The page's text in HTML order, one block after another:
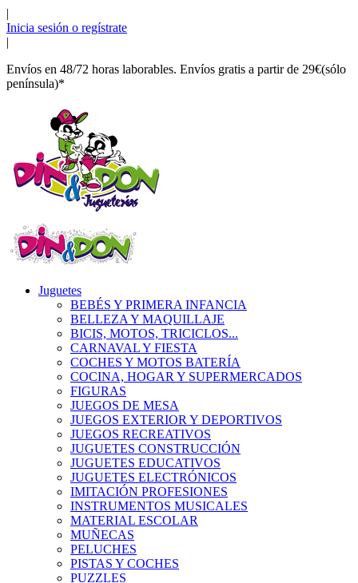
|
Inicia sesión o regístrate
|
Envíos en 48/72 horas laborables. Envíos gratis a partir de 29€(sólo
península)*
Juguetes
BEBÉS Y PRIMERA INFANCIA
BELLEZA Y MAQUILLAJE
BICIS, MOTOS, TRICICLOS...
CARNAVAL Y FIESTA
COCHES Y MOTOS BATERÍA
COCINA, HOGAR Y SUPERMERCADOS
FIGURAS
JUEGOS DE MESA
JUEGOS EXTERIOR Y DEPORTIVOS
JUEGOS RECREATIVOS
JUGUETES CONSTRUCCIÓN
JUGUETES EDUCATIVOS
JUGUETES ELECTRÓNICOS
IMITACIÓN PROFESIONES
INSTRUMENTOS MUSICALES
MATERIAL ESCOLAR
MUÑECAS
PELUCHES
PISTAS Y COCHES
PUZZLES